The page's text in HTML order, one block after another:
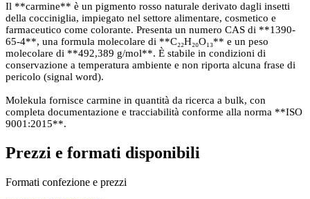
Il **carmine** è un pigmento rosso naturale derivato dagli insetti
della cocciniglia, impiegato nel settore alimentare, cosmetico e
farmaceutico come colorante. Presenta un numero CAS di **1390-
65-4**, una formula molecolare di **C₂₂H₂₀O₁₃** e un peso
molecolare di **492,389 g/mol**. È stabile in condizioni di
conservazione a temperatura ambiente e non riporta alcuna frase di
pericolo (signal word).
Molekula fornisce carmine in quantità da ricerca a bulk, con
completa documentazione e tracciabilità conforme alla norma **ISO
9001:2015**.
Prezzi e formati disponibili
Formati confezione e prezzi